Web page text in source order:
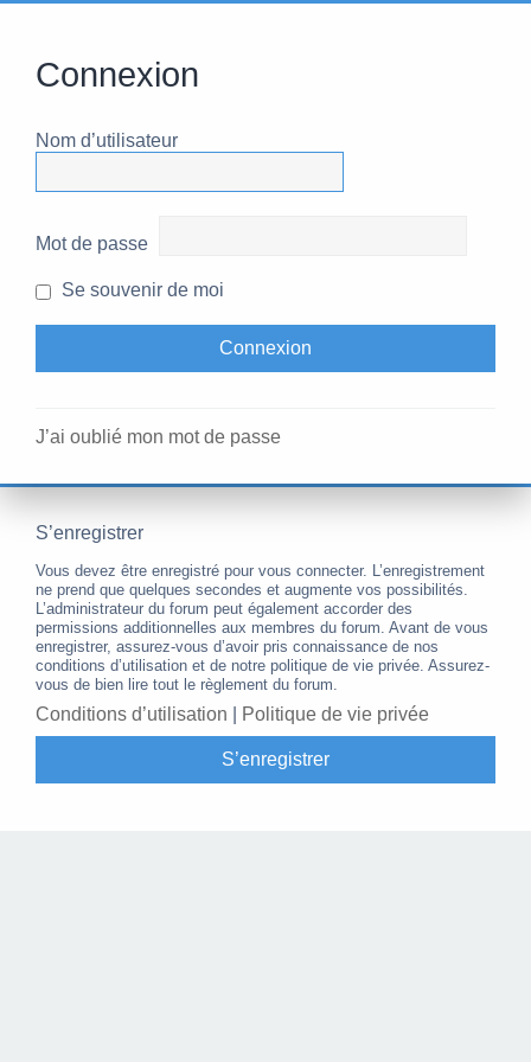
Connexion
Nom d’utilisateur
Mot de passe
Se souvenir de moi
J’ai oublié mon mot de passe
S’enregistrer
Vous devez être enregistré pour vous connecter. L’enregistrement
ne prend que quelques secondes et augmente vos possibilités.
L’administrateur du forum peut également accorder des
permissions additionnelles aux membres du forum. Avant de vous
enregistrer, assurez-vous d’avoir pris connaissance de nos
conditions d’utilisation et de notre politique de vie privée. Assurez-
vous de bien lire tout le règlement du forum.
Conditions d’utilisation Politique de vie privée
S’enregistrer